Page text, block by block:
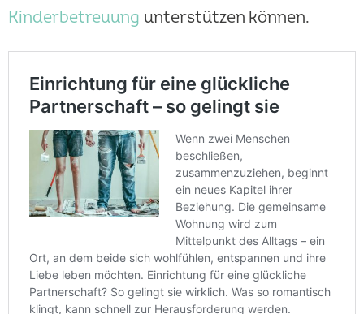
Kinderbetreuung unterstützen können.